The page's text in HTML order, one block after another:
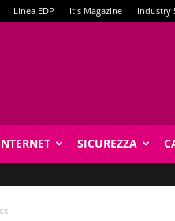
Linea EDP Itis Magazine Industry
SICUREZZA